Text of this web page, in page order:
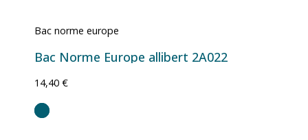
Bac norme europe
Bac Norme Europe allibert 2A022
14,40 €